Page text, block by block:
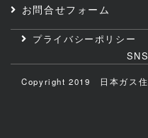
お問合せフォーム
プライバシーポリシー
Copyright 2019 日本ガス